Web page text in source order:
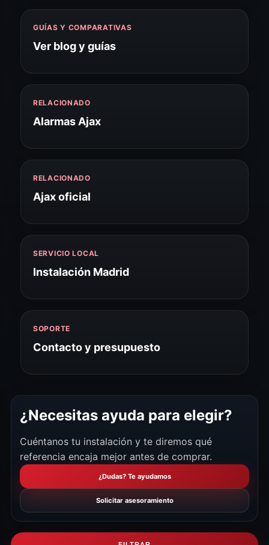
GUÍAS Y COMPARATIVAS
Ver blog y guías
RELACIONADO
Alarmas Ajax
RELACIONADO
Ajax oficial
SERVICIO LOCAL
Instalación Madrid
SOPORTE
Contacto y presupuesto
¿Necesitas ayuda para elegir?
Cuéntanos tu instalación y te diremos qué
referencia encaja mejor antes de comprar.
¿Dudas? Te ayudamos
Solicitar asesoramiento